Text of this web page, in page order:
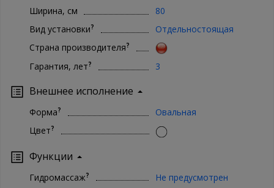
Ширина, см
80
Вид установки?
Отдельностоящая
Страна производителя?
Гарантия, лет? 3
Внешнее исполнение
Форма?
Овальная
Цвет?
Функции
Гидромассаж?
Не предусмотрен